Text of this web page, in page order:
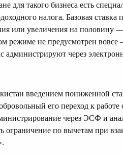
для такого бизнеса есть
налога. Базовая
или увеличения на половину
режиме не предусмотрен вовсе
администрируют через
введением пониженной
его переход к
через ЭСФ и
ограничение по вычетам при